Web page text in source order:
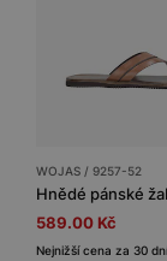
WOJAS / 9257-52
589.00 Kč
Nejnižší cena za 30